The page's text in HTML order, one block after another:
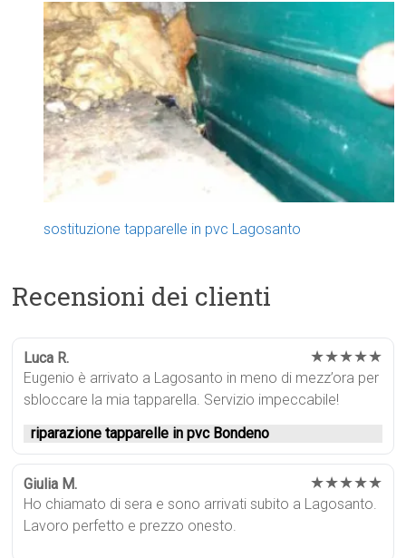
sostituzione tapparelle in pvc Lagosanto
Recensioni dei clienti
Luca R. ★★★★★
Eugenio è arrivato a Lagosanto in meno di mezz’ora per
sbloccare la mia tapparella. Servizio impeccabile!
riparazione tapparelle in pvc Bondeno
Giulia M. ★★★★★
Ho chiamato di sera e sono arrivati subito a Lagosanto.
Lavoro perfetto e prezzo onesto.